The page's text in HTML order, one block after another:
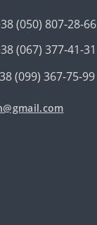
(050) 807-28-66
(067) 377-41-31
(099) 367-75-99